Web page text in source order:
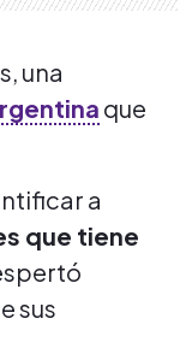
una
que
a
que tiene
sus